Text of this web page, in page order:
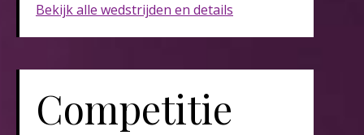
Bekijk alle wedstrijden en details
Competitie